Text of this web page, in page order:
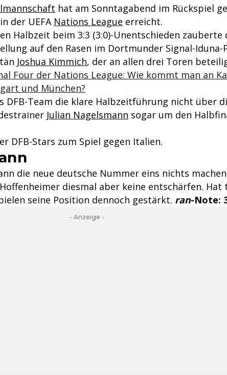
hat am Sonntagabend im Rückspiel
der UEFA Nations League erreicht.
Halbzeit beim 3:3 (3:0)-Unentschieden zauberte
auf den Rasen im Dortmunder Signal-Iduna-
Joshua Kimmich, der an allen drei Toren
Four der Nations League: Wie kommt man an
und München?
DFB-Team die klare Halbzeitführung nicht über
Julian Nagelsmann sogar um den
DFB-Stars zum Spiel gegen Italien.
die neue deutsche Nummer eins nichts
diesmal aber keine entschärfen.
seine Position dennoch gestärkt. ran-Note:
- Anzeige -